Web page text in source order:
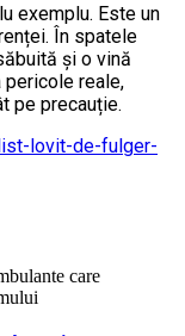
exemplu. Este un
În spatele
și o vină
reale,
pe precauție.
lovit-de-fulger-